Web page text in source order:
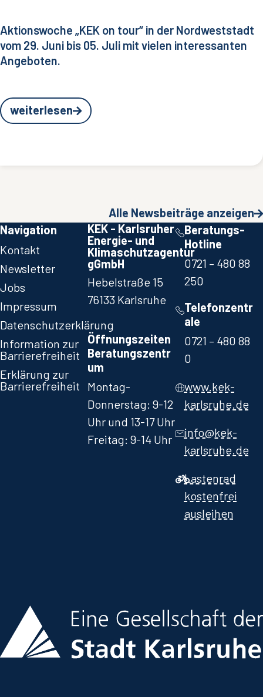
Aktionswoche „KEK on tour“ in der Nordweststadt
vom 29. Juni bis 05. Juli mit vielen interessanten
Angeboten.
weiterlesen
Alle Newsbeiträge anzeigen
Navigation
Kontakt
Newsletter
Jobs
Impressum
Datenschutzerklärung
Information zur
Barrierefreiheit
Erklärung zur
Barrierefreiheit
KEK - Karlsruher
Energie- und
Klimaschutzagentur
gGmbH
Hebelstraße 15
76133 Karlsruhe
Öffnungszeiten
Beratungszentr
um
Montag-
Donnerstag: 9-12
Uhr und 13-17 Uhr
Freitag: 9-14 Uhr
Beratungs-
Hotline
0721 – 480 88
250​
Telefonzentr
ale
0721 – 480 88
0​
www.kek-
karlsruhe.de
info@kek-
karlsruhe.de
Lastenrad
kostenfrei
ausleihen